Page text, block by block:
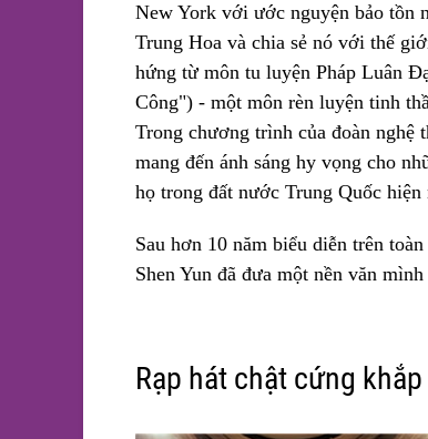
New York với ước nguyện bảo tồn
Trung Hoa và chia sẻ nó với thế
hứng từ môn tu luyện Pháp Luân
Công") - một môn rèn luyện tinh
Trong chương trình của đoàn nghệ
mang đến ánh sáng hy vọng cho
họ trong đất nước Trung Quốc hiện
Sau hơn 10 năm biểu diễn trên
Shen Yun đã đưa một nền văn
Rạp hát chật cứng